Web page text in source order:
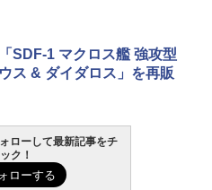
イ(TOKYO MARUI) No.25 コル
ント HG 18歳以上エアーHOP
ン
イ (TOKYO MARUI) ガスブロー
シンガン No.14 20式 5.56mm
ラフトツールシリーズ No.123
ニッパー (ゲートカット用) プラ
工具 74123
ロックタイト) シールはがし
ム 220ml
SDF-1 マクロス艦 強攻型
ス & ダイダロス」を再販
ローして最新記事をチ
ク！